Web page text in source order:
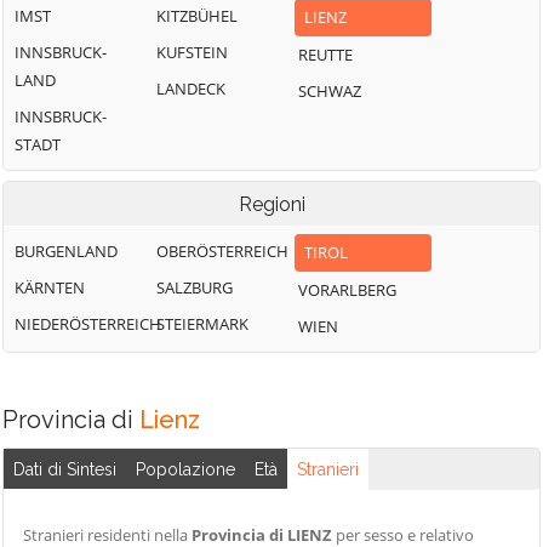
Untertilliach
Virgen
IMST
INNSBRUCK-
LAND
INNSBRUCK-
STADT
KITZBÜHEL
KUFSTEIN
LANDECK
LIENZ
REUTTE
SCHWAZ
Regioni
BURGENLAND
KÄRNTEN
NIEDERÖSTERREICH
OBERÖSTERREICH
SALZBURG
STEIERMARK
TIROL
VORARLBERG
WIEN
Provincia di Lienz
Dati di Sintesi Popolazione Età Stranieri
Stranieri residenti nella Provincia di LIENZ per sesso e relativo